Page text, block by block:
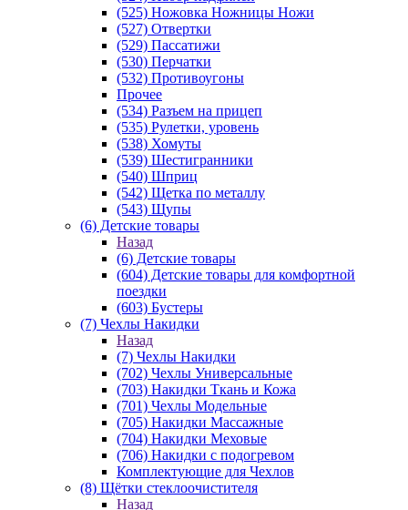
(525) Ножовка Ножницы Ножи
(527) Отвертки
(529) Пассатижи
(530) Перчатки
(532) Противоугоны
Прочее
(534) Разъем на прицеп
(535) Рулетки, уровень
(538) Хомуты
(539) Шестигранники
(540) Шприц
(542) Щетка по металлу
(543) Щупы
(6) Детские товары
Назад
(6) Детские товары
(604) Детские товары для комфортной
поездки
(603) Бустеры
(7) Чехлы Накидки
Назад
(7) Чехлы Накидки
(702) Чехлы Универсальные
(703) Накидки Ткань и Кожа
(701) Чехлы Модельные
(705) Накидки Массажные
(704) Накидки Меховые
(706) Накидки с подогревом
Комплектующие для Чехлов
(8) Щётки стеклоочистителя
Назад